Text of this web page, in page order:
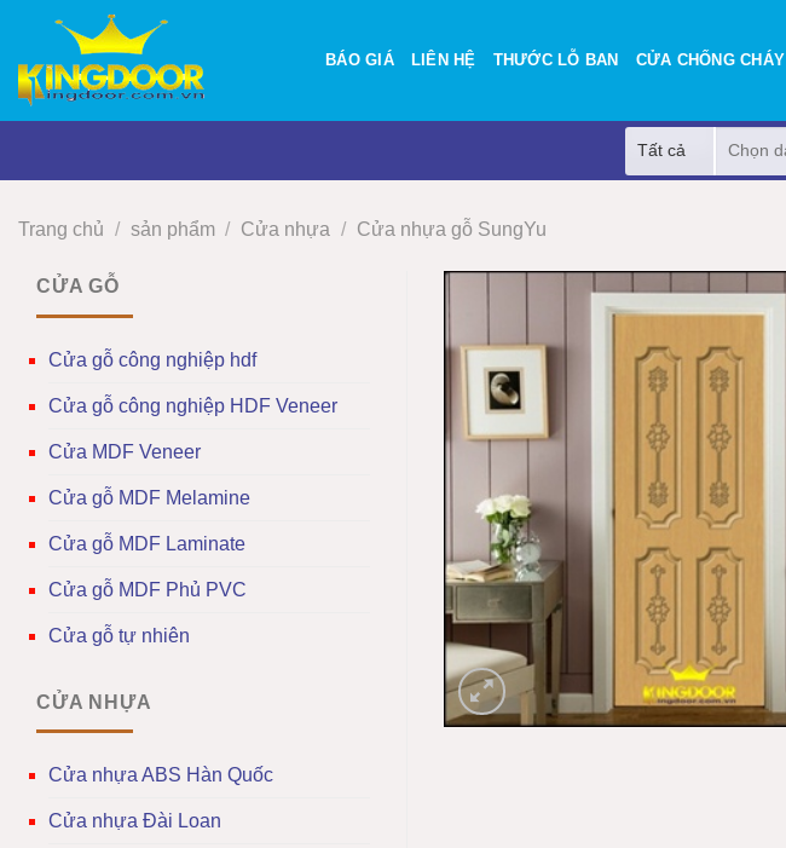
nội
dung
BÁO GIÁ LIÊN HỆ THƯỚC LỖ BAN CỬA CHỐNG CHÁY
kiếm:
Trang chủ / sản phẩm / Cửa nhựa / Cửa nhựa gỗ SungYu
CỬA GỖ
Cửa gỗ công nghiệp hdf
Cửa gỗ công nghiệp HDF Veneer
Cửa MDF Veneer
Cửa gỗ MDF Melamine
Cửa gỗ MDF Laminate
Cửa gỗ MDF Phủ PVC
Cửa gỗ tự nhiên
CỬA NHỰA
Cửa nhựa ABS Hàn Quốc
Cửa nhựa Đài Loan